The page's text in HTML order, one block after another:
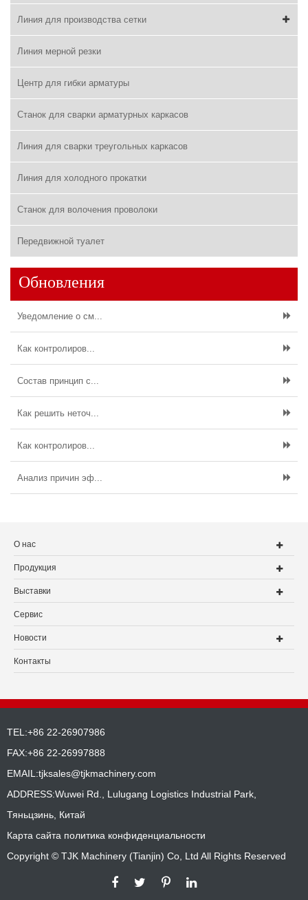
Линия для производства сетки
Линия мерной резки
Центр для гибки арматуры
Станок для сварки арматурных каркасов
Линия для сварки треугольных каркасов
Линия для холодного прокатки
Станок для волочения проволоки
Передвижной туалет
Обновления
Уведомление о см...
Как контролиров...
Состав принцип с...
Как решить неточ...
Как контролиров...
Анализ причин эф...
О нас
Продукция
Выставки
Сервис
Новости
Контакты
TEL:+86 22-26907986
FAX:+86 22-26997888
EMAIL:tjksales@tjkmachinery.com
ADDRESS:Wuwei Rd., Lulugang Logistics Industrial Park,
Тяньцзинь, Китай
Карта сайта политика конфиденциальности
Copyright © TJK Machinery (Tianjin) Co, Ltd All Rights Reserved